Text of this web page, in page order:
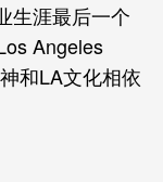
生涯最后一个
Angeles
和LA文化相依